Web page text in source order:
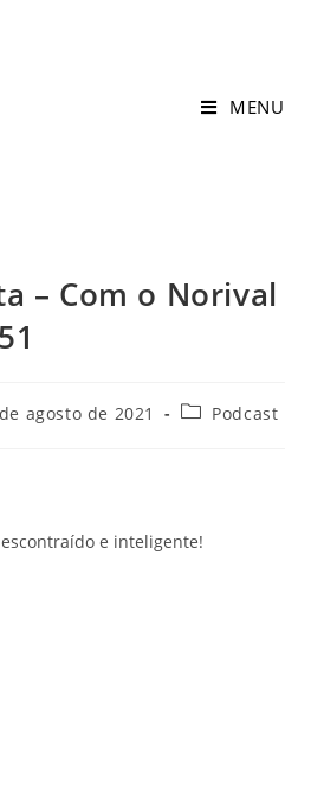
MENU
– Com o Norival
agosto de 2021 Podcast
e inteligente!